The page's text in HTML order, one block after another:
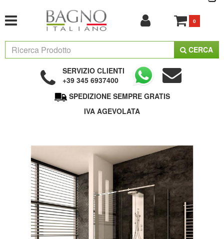
0
CERCA
SERVIZIO CLIENTI
+39 345 6937400
SPEDIZIONE SEMPRE GRATIS
IVA AGEVOLATA